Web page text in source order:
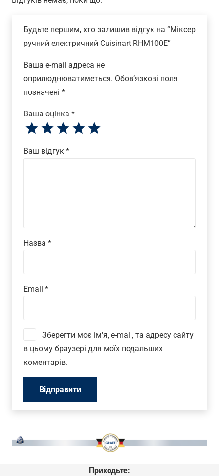
Будьте першим, хто залишив відгук на “Міксер
ручний електричний Cuisinart RHM100E”
Ваша e-mail адреса не
оприлюднюватиметься. Обов’язкові поля
позначені *
Ваша оцінка *
Ваш відгук *
Назва *
Email *
Зберегти моє ім'я, e-mail, та адресу сайту
в цьому браузері для моїх подальших
коментарів.
Приходьте: